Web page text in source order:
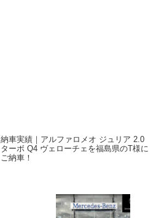
納車実績｜アルファロメオ ジュリア 2.0
ターボ Q4 ヴェローチェを福島県のT様に
ご納車！